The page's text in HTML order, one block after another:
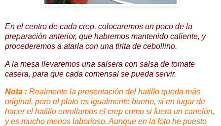
En el centro de cada crep, colocaremos un poco de la
preparación anterior, que habremos mantenido caliente, y
procederemos a atarla con una tirita de cebollino.
A la mesa llevaremos una salsera con salsa de tomate
casera, para que cada comensal se pueda servir.
Nota : Realmente la presentación del hatillo queda más
original, pero el plato es igualmente bueno, si en lugar de
hacer el hatillo enrollamos el crep como si fuera un canelón,
y es mucho menos laborioso. Aunque en la foto he puesto